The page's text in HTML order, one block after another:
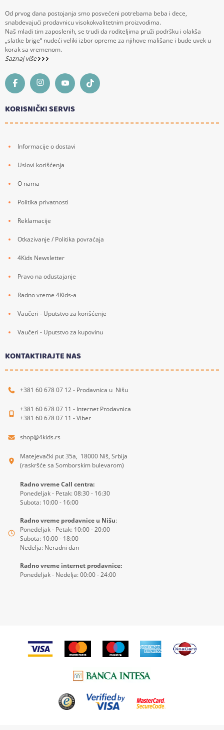
Od prvog dana postojanja smo posvećeni potrebama beba i dece,
snabdevajući prodavnicu visokokvalitetnim proizvodima.
Naš mladi tim zaposlenih, se trudi da roditeljima pruži podršku i olakša
„slatke brige“ nudeći veliki izbor opreme za njihove mališane i bude uvek u
korak sa vremenom.
Saznaj više
KORISNIČKI SERVIS
Informacije o dostavi
Uslovi korišćenja
O nama
Politika privatnosti
Reklamacije
Otkazivanje / Politika povraćaja
4Kids Newsletter
Pravo na odustajanje
Radno vreme 4Kids-a
Vaučeri - Uputstvo za korišćenje
Vaučeri - Uputstvo za kupovinu
KONTAKTIRAJTE NAS
+381 60 678 07 12 - Prodavnica u Nišu
+381 60 678 07 11 - Internet Prodavnica
+381 60 678 07 11 - Viber
shop@4kids.rs
Matejevački put 35a, 18000 Niš, Srbija
(raskršće sa Somborskim bulevarom)
Radno vreme Call centra:
Ponedeljak - Petak: 08:30 - 16:30
Subota: 10:00 - 16:00
Radno vreme prodavnice u Nišu:
Ponedeljak - Petak: 10:00 - 20:00
Subota: 10:00 - 18:00
Nedelja: Neradni dan
Radno vreme internet prodavnice:
Ponedeljak - Nedelja: 00:00 - 24:00